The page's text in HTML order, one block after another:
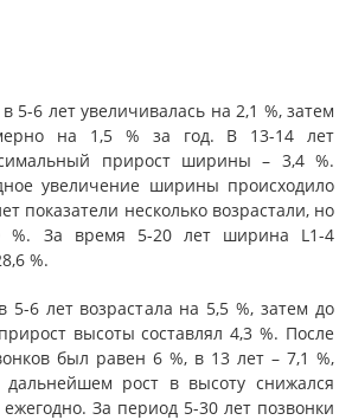
5-6 лет увеличивалась на 2,1 %, затем
на 1,5 % за год. В 13-14 лет
прирост ширины – 3,4 %.
увеличение ширины происходило
показатели несколько возрастали, но
%. За время 5-20 лет ширина L1-4
%.
5-6 лет возрастала на 5,5 %, затем до
высоты составлял 4,3 %. После
был равен 6 %, в 13 лет – 7,1 %,
рост в высоту снижался
За период 5-30 лет позвонки